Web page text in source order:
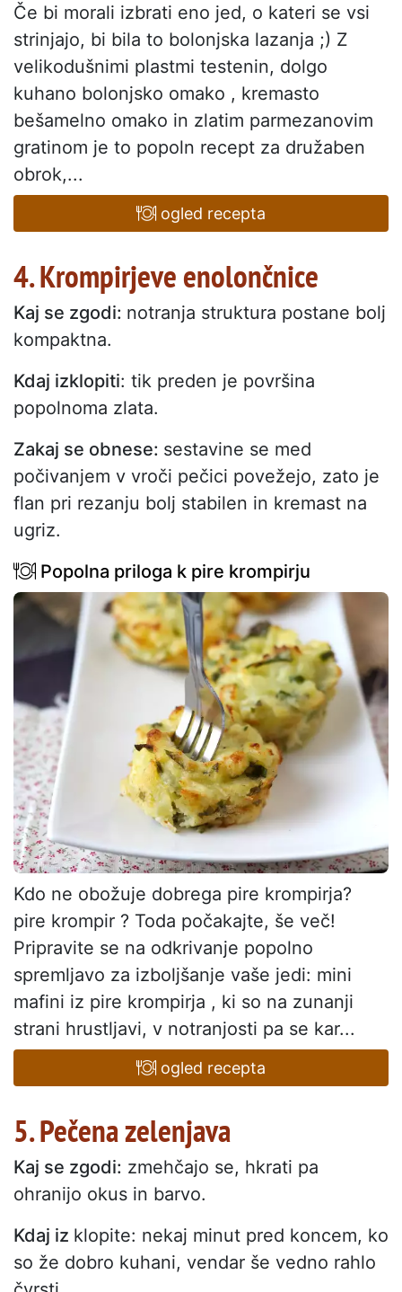
Če bi morali izbrati eno jed, o kateri se vsi
strinjajo, bi bila to bolonjska lazanja ;) Z
velikodušnimi plastmi testenin, dolgo
kuhano bolonjsko omako , kremasto
bešamelno omako in zlatim parmezanovim
gratinom je to popoln recept za družaben
obrok,...
ogled recepta
4. Krompirjeve enolončnice
Kaj se zgodi: notranja struktura postane bolj
kompaktna.
Kdaj izklopiti: tik preden je površina
popolnoma zlata.
Zakaj se obnese: sestavine se med
počivanjem v vroči pečici povežejo, zato je
flan pri rezanju bolj stabilen in kremast na
ugriz.
Popolna priloga k pire krompirju
Kdo ne obožuje dobrega pire krompirja?
pire krompir ? Toda počakajte, še več!
Pripravite se na odkrivanje popolno
spremljavo za izboljšanje vaše jedi: mini
mafini iz pire krompirja , ki so na zunanji
strani hrustljavi, v notranjosti pa se kar...
ogled recepta
5. Pečena zelenjava
Kaj se zgodi: zmehčajo se, hkrati pa
ohranijo okus in barvo.
Kdaj iz klopite: nekaj minut pred koncem, ko
so že dobro kuhani, vendar še vedno rahlo